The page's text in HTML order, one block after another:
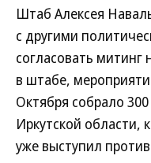
Штаб Алексея
с другими
согласовать митинг
в штабе,
Октября собрало
Иркутской области,
уже выступил